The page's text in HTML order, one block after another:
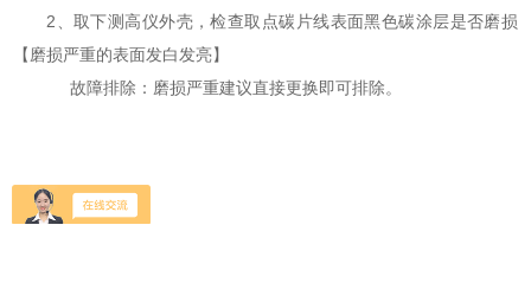
2、取下测高仪外壳，检查取点碳片线表面黑色碳涂层是否磨损
【磨损严重的表面发白发亮】
故障排除：磨损严重建议直接更换即可排除。